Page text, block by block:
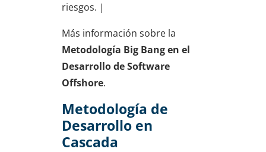
riesgos. |
Más información sobre la
Metodología Big Bang en el
Desarrollo de Software
Offshore.
Metodología de
Desarrollo en
Cascada